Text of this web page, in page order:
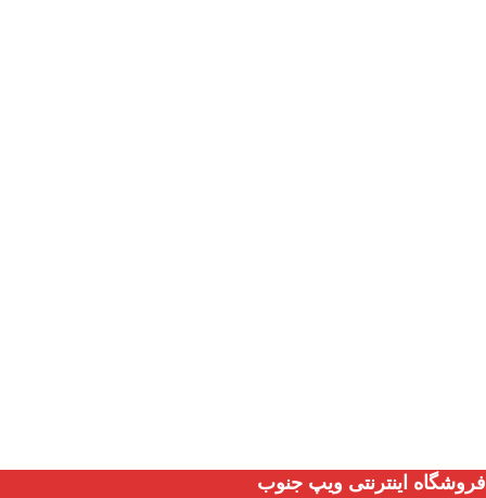
فروشگاه اینترنتی ویپ جنوب